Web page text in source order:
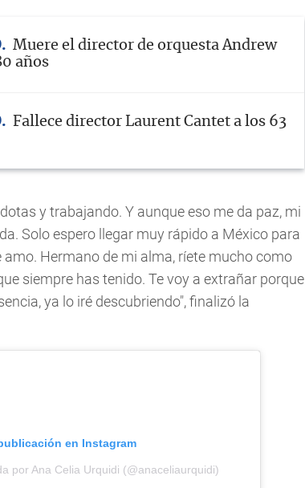
Muere el director de orquesta Andrew
años
Fallece director Laurent Cantet a los 63
y trabajando. Y aunque eso me da paz, mi
Solo espero llegar muy rápido a México para
Hermano de mi alma, ríete mucho como
siempre has tenido. Te voy a extrañar porque
ya lo iré descubriendo", finalizó la
en Instagram
por Ana Celia Urquidi (@anaceliaurquidi)